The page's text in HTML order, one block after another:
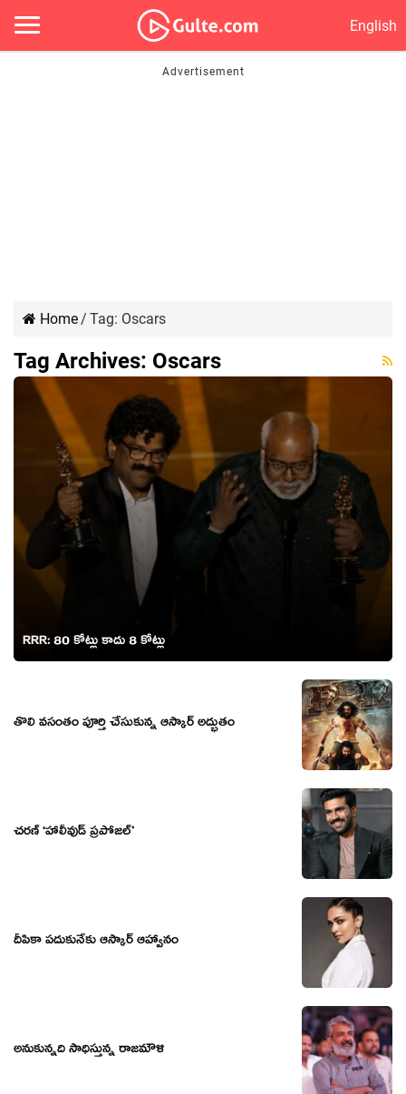
English
Home/ Tag: Oscars
Tag Archives: Oscars
RRR: 80 కోట్లు కాదు 8 కోట్లు
తొలి వసంతం పూర్తి చేసుకున్న ఆస్కార్ అద్భుతం
చరణ్ ‘హాలీవుడ్ ప్రపోజల్’
దీపికా పదుకునేకు ఆస్కార్ ఆహ్వానం
అనుకున్నది సాధిస్తున్న రాజమౌళి